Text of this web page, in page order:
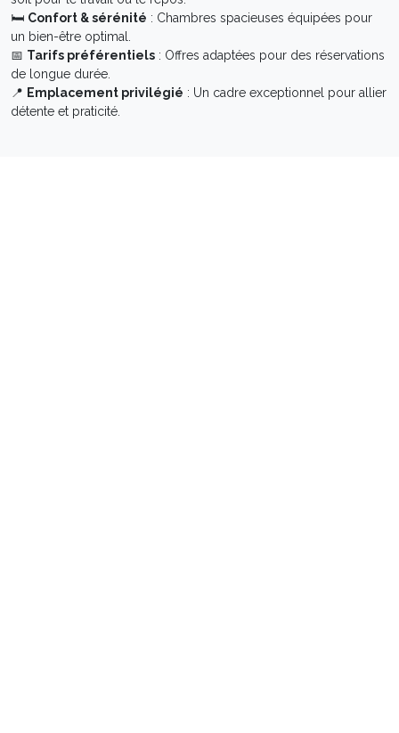
🛏 Confort & sérénité : Chambres spacieuses équipées pour
un bien-être optimal.
📅 Tarifs préférentiels : Offres adaptées pour des réservations
de longue durée.
📍 Emplacement privilégié : Un cadre exceptionnel pour allier
détente et praticité.